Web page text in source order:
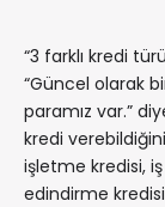
“3 farklı kredi
“Güncel olarak
paramız var.”
kredi
işletme kredisi,
edindirme